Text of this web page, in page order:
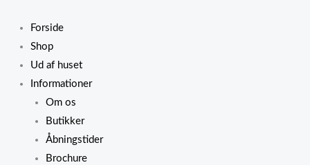
indholdet
Forside
Shop
Ud af huset
Informationer
Om os
Butikker
Åbningstider
Brochure